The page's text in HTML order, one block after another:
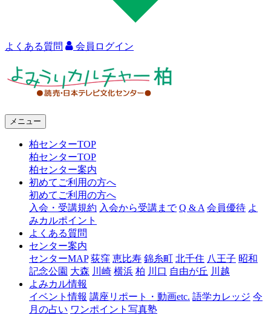
よくある質問 会員ログイン
ャ
メニュー
柏センターTOP
柏センターTOP
柏センター案内
初めてご利用の方へ
初めてご利用の方へ
入会・受講規約 入会から受講まで Q & A 会員優待 よ
みカルポイント
よくある質問
センター案内
センターMAP 荻窪 恵比寿 錦糸町 北千住 八王子 昭和
記念公園 大森 川崎 横浜 柏 川口 自由が丘 川越
よみカル情報
イベント情報 講座リポート・動画etc. 語学カレッジ 今
月の占い ワンポイント写真塾